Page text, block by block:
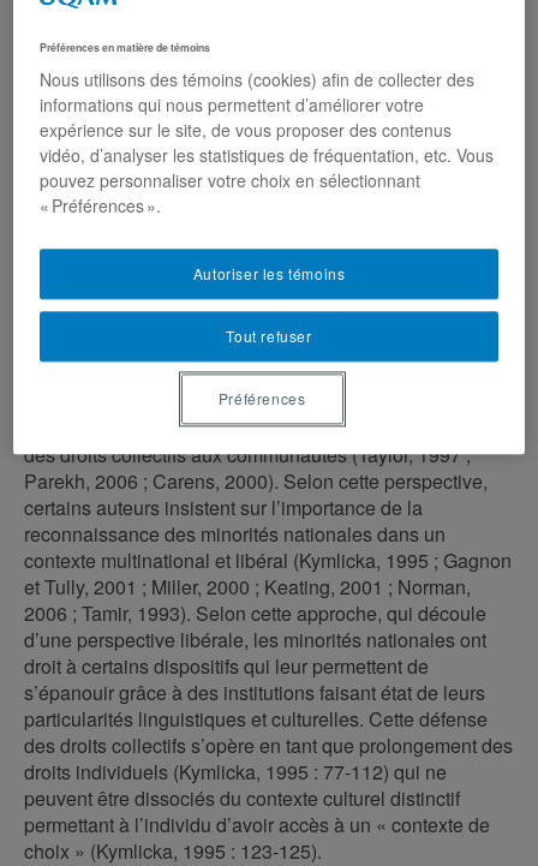
Politiques identitaires – Nationalisme – Politiques de
reconnaissance – Diversité culturelle – Minorités
nationales.
Sujet de la recherche
Des théories de la reconnaissance aux politiques de
reconnaissance : l’institutionnalisation des politiques de
reconnaissance en Grande-Bretagne et au Canada.
Résumé de la recherche
Ma thèse portera sur l’application des grandes théories
de la reconnaissance au niveau des politiques de
reconnaissance des minorités nationales au Canada et
en Grande-Bretagne. Plusieurs auteurs proposent de
miser sur des politiques de reconnaissance afin d’assurer
des droits collectifs aux communautés (Taylor, 1997 ;
Parekh, 2006 ; Carens, 2000). Selon cette perspective,
certains auteurs insistent sur l’importance de la
reconnaissance des minorités nationales dans un
contexte multinational et libéral (Kymlicka, 1995 ; Gagnon
et Tully, 2001 ; Miller, 2000 ; Keating, 2001 ; Norman,
2006 ; Tamir, 1993). Selon cette approche, qui découle
d’une perspective libérale, les minorités nationales ont
droit à certains dispositifs qui leur permettent de
s’épanouir grâce à des institutions faisant état de leurs
particularités linguistiques et culturelles. Cette défense
des droits collectifs s’opère en tant que prolongement des
droits individuels (Kymlicka, 1995 : 77-112) qui ne
peuvent être dissociés du contexte culturel distinctif
permettant à l’individu d’avoir accès à un « contexte de
choix » (Kymlicka, 1995 : 123-125).
Préférences en matière de témoins
Nous utilisons des témoins (cookies) afin de collecter des
informations qui nous permettent d’améliorer votre
expérience sur le site, de vous proposer des contenus
vidéo, d’analyser les statistiques de fréquentation, etc. Vous
pouvez personnaliser votre choix en sélectionnant
« Préférences ».
Tout refuser
Autoriser les témoins
Préférences